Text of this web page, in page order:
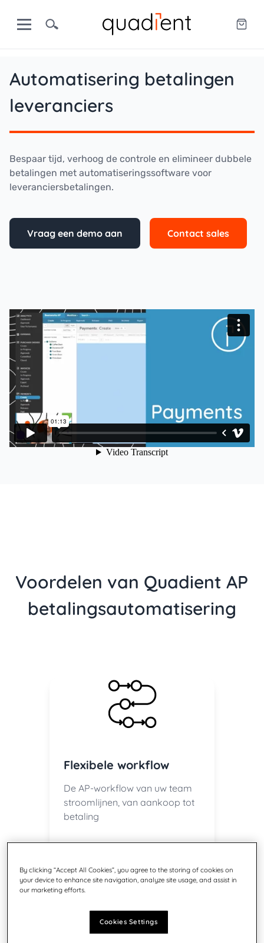
Automatisering betalingen
leveranciers
Bespaar tijd, verhoog de controle en elimineer dubbele
betalingen met automatiseringssoftware voor
leveranciersbetalingen.
Vraag een demo aan Contact sales
Voordelen van Quadient AP
betalingsautomatisering
Flexibele workflow
De AP-workflow van uw team
stroomlijnen, van aankoop tot
betaling
By clicking “Accept All Cookies”, you agree to the storing of cookies on
your device to enhance site navigation, analyze site usage, and assist in
our marketing efforts.
Cookies Settings